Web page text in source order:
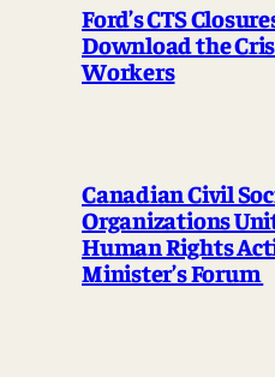
Ford’s CTS
Download the
Workers
Canadian Civil
Organizations
Human Rights
Minister’s Forum